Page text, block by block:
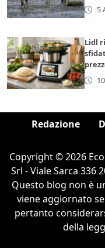
5
Lidl
Redazione
Copyright © 2026
Srl - Viale Sarca 336
Questo blog non è
viene aggiornato
pertanto
della